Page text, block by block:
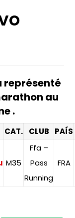
représenté
au
.
CAT. CLUB PAÍS
M35
Ffa –
Pass
Running
FRA